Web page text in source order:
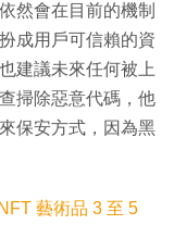
然會在目前的機制
成用戶可信賴的資
建議未來任何被上
掃除惡意代碼，他
保安方式，因為黑
藝術品 3 至 5